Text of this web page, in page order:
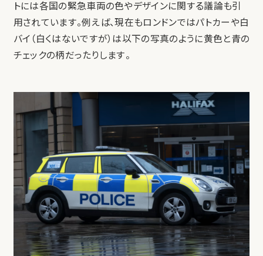
トには各国の緊急車両の色やデザインに関する議論も引
用されています。例えば、現在もロンドンではパトカーや白
バイ（白くはないですが）は以下の写真のように黄色と青の
チェックの柄だったりします。